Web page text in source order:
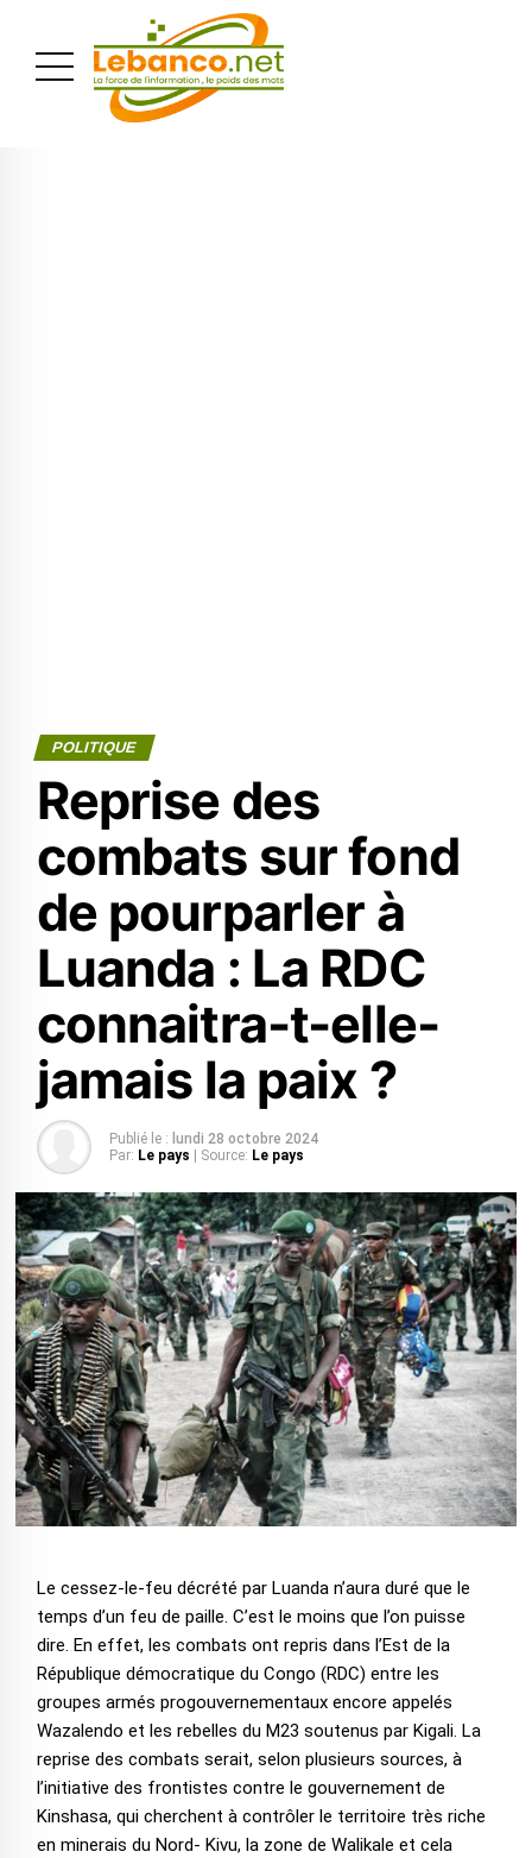
POLITIQUE
Reprise des
combats sur fond
de pourparler à
Luanda : La RDC
connaitra-t-elle-
jamais la paix ?
Publié le : lundi 28 octobre 2024
Par: Le pays | Source: Le pays
Le cessez-le-feu décrété par Luanda n’aura duré que le
temps d’un feu de paille. C’est le moins que l’on puisse
dire. En effet, les combats ont repris dans l’Est de la
République démocratique du Congo (RDC) entre les
groupes armés progouvernementaux encore appelés
Wazalendo et les rebelles du M23 soutenus par Kigali. La
reprise des combats serait, selon plusieurs sources, à
l’initiative des frontistes contre le gouvernement de
Kinshasa, qui cherchent à contrôler le territoire très riche
en minerais du Nord- Kivu, la zone de Walikale et cela